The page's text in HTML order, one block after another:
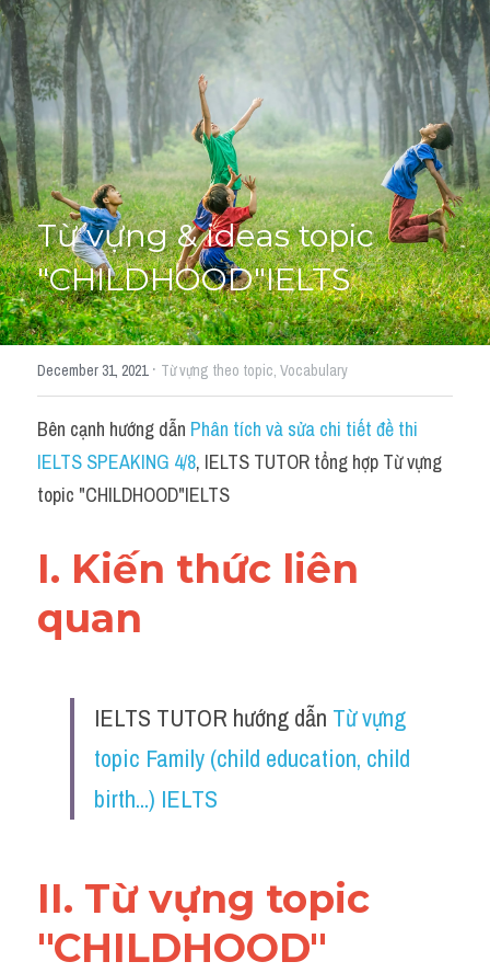
Học thử →
Từ vựng & ideas topic
"CHILDHOOD"IELTS
December 31, 2021· Từ vựng theo topic, Vocabulary
Bên cạnh hướng dẫn Phân tích và sửa chi tiết đề thi
IELTS SPEAKING 4/8, IELTS TUTOR tổng hợp Từ vựng
topic "CHILDHOOD"IELTS
I. Kiến thức liên
quan
IELTS TUTOR hướng dẫn Từ vựng
topic Family (child education, child
birth...) IELTS
II. Từ vựng topic
"CHILDHOOD"